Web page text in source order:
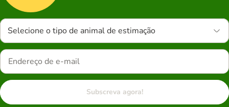
Selecione o tipo de animal de estimação
Subscreva agora!